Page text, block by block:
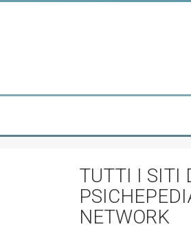
TUTTI I SITI
NETWORK